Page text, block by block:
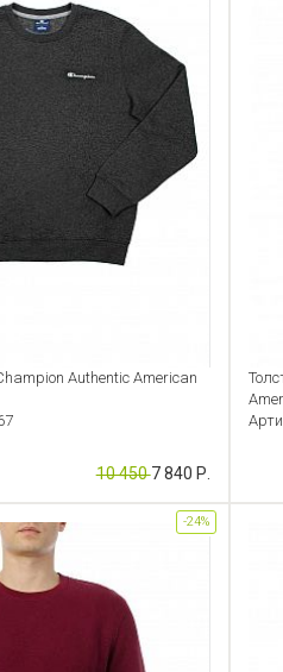
Authentic American
10 4507 840 Р.
-24%